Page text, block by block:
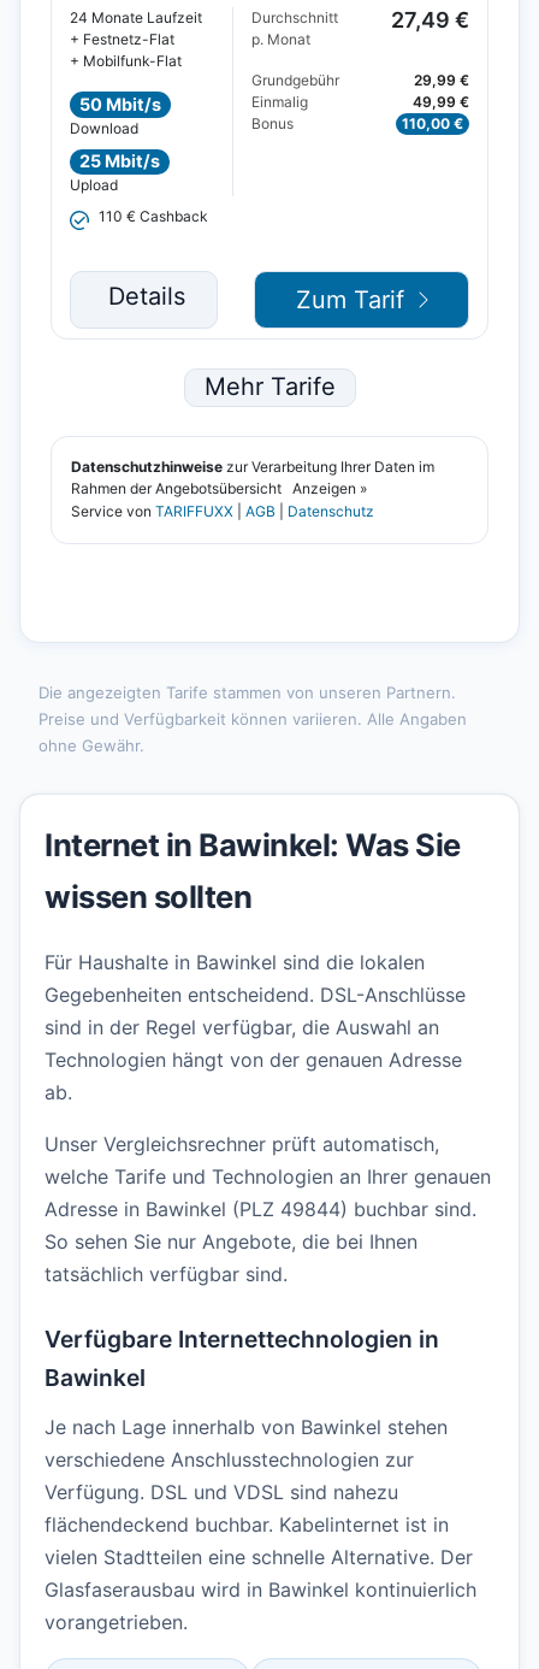
Die angezeigten Tarife stammen von unseren Partnern.
Preise und Verfügbarkeit können variieren. Alle Angaben
ohne Gewähr.
Internet in Bawinkel: Was Sie
wissen sollten
Für Haushalte in Bawinkel sind die lokalen
Gegebenheiten entscheidend. DSL-Anschlüsse
sind in der Regel verfügbar, die Auswahl an
Technologien hängt von der genauen Adresse
ab.
Unser Vergleichsrechner prüft automatisch,
welche Tarife und Technologien an Ihrer genauen
Adresse in Bawinkel (PLZ 49844) buchbar sind.
So sehen Sie nur Angebote, die bei Ihnen
tatsächlich verfügbar sind.
Verfügbare Internettechnologien in
Bawinkel
Je nach Lage innerhalb von Bawinkel stehen
verschiedene Anschlusstechnologien zur
Verfügung. DSL und VDSL sind nahezu
flächendeckend buchbar. Kabelinternet ist in
vielen Stadtteilen eine schnelle Alternative. Der
Glasfaserausbau wird in Bawinkel kontinuierlich
vorangetrieben.